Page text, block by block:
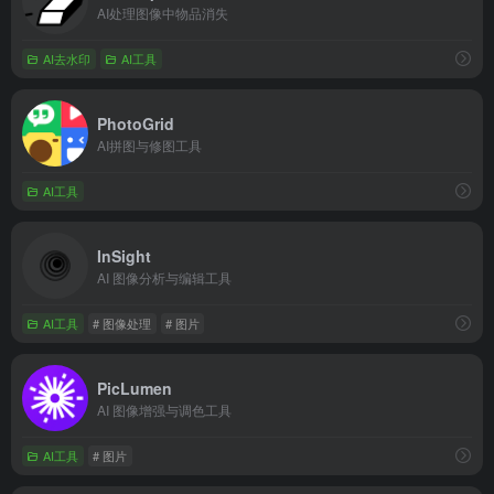
AI处理图像中物品消失
AI去水印 AI工具
PhotoGrid
AI拼图与修图工具
AI工具
InSight
AI 图像分析与编辑工具
AI工具 # 图像处理 # 图片
PicLumen
AI 图像增强与调色工具
AI工具 # 图片